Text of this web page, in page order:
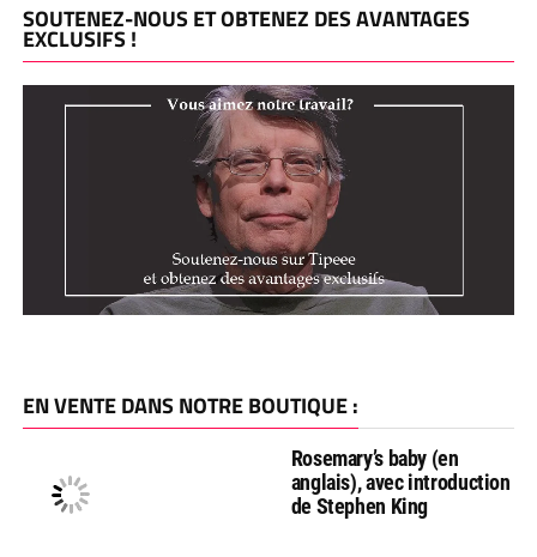
SOUTENEZ-NOUS ET OBTENEZ DES AVANTAGES
EXCLUSIFS !
EN VENTE DANS NOTRE BOUTIQUE :
Rosemary’s baby (en
anglais), avec introduction
de Stephen King